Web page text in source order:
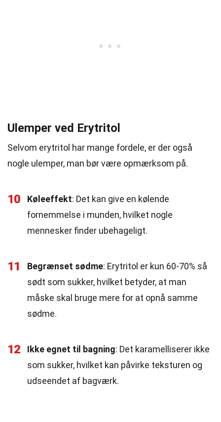
Ulemper ved Erytritol
Selvom erytritol har mange fordele, er der også
nogle ulemper, man bør være opmærksom på.
10 Køleeffekt: Det kan give en kølende
fornemmelse i munden, hvilket nogle
mennesker finder ubehageligt.
11 Begrænset sødme: Erytritol er kun 60-70% så
sødt som sukker, hvilket betyder, at man
måske skal bruge mere for at opnå samme
sødme.
12 Ikke egnet til bagning: Det karamelliserer ikke
som sukker, hvilket kan påvirke teksturen og
udseendet af bagværk.